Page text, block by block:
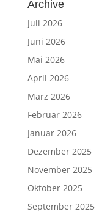
Archive
Juli 2026
Juni 2026
Mai 2026
April 2026
März 2026
Februar 2026
Januar 2026
Dezember 2025
November 2025
Oktober 2025
September 2025